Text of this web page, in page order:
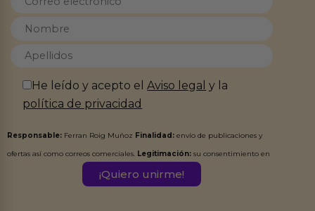
He leído y acepto elAviso legal y la
política de privacidad
Responsable: Ferran Roig Muñoz Finalidad: envío de publicaciones y
ofertas así como correos comerciales. Legitimación: su consentimiento en
Destinatarios:Ferran Roig Muñoz. Podrás ejercer tus